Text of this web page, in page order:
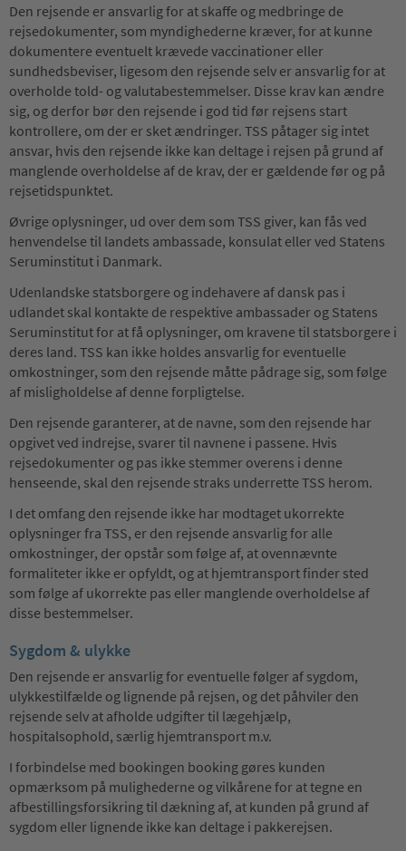
Den rejsende er ansvarlig for at skaffe og medbringe de
rejsedokumenter, som myndighederne kræver, for at kunne
dokumentere eventuelt krævede vaccinationer eller
sundhedsbeviser, ligesom den rejsende selv er ansvarlig for at
overholde told- og valutabestemmelser. Disse krav kan ændre
sig, og derfor bør den rejsende i god tid før rejsens start
kontrollere, om der er sket ændringer. TSS påtager sig intet
ansvar, hvis den rejsende ikke kan deltage i rejsen på grund af
manglende overholdelse af de krav, der er gældende før og på
rejsetidspunktet.
Øvrige oplysninger, ud over dem som TSS giver, kan fås ved
henvendelse til landets ambassade, konsulat eller ved Statens
Seruminstitut i Danmark.
Udenlandske statsborgere og indehavere af dansk pas i
udlandet skal kontakte de respektive ambassader og Statens
Seruminstitut for at få oplysninger, om kravene til statsborgere i
deres land. TSS kan ikke holdes ansvarlig for eventuelle
omkostninger, som den rejsende måtte pådrage sig, som følge
af misligholdelse af denne forpligtelse.
Den rejsende garanterer, at de navne, som den rejsende har
opgivet ved indrejse, svarer til navnene i passene. Hvis
rejsedokumenter og pas ikke stemmer overens i denne
henseende, skal den rejsende straks underrette TSS herom.
I det omfang den rejsende ikke har modtaget ukorrekte
oplysninger fra TSS, er den rejsende ansvarlig for alle
omkostninger, der opstår som følge af, at ovennævnte
formaliteter ikke er opfyldt, og at hjemtransport finder sted
som følge af ukorrekte pas eller manglende overholdelse af
disse bestemmelser.
Sygdom & ulykke
Den rejsende er ansvarlig for eventuelle følger af sygdom,
ulykkestilfælde og lignende på rejsen, og det påhviler den
rejsende selv at afholde udgifter til lægehjælp,
hospitalsophold, særlig hjemtransport m.v.
I forbindelse med bookingen booking gøres kunden
opmærksom på mulighederne og vilkårene for at tegne en
afbestillingsforsikring til dækning af, at kunden på grund af
sygdom eller lignende ikke kan deltage i pakkerejsen.